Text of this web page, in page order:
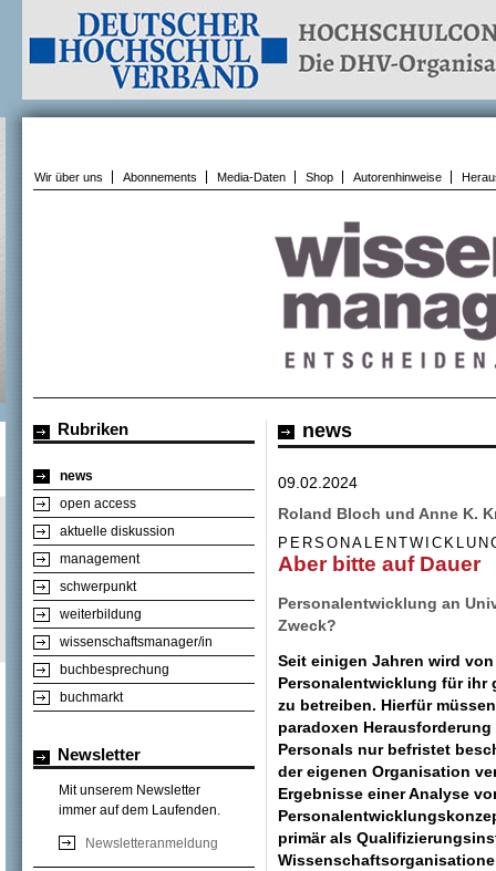
Wir über uns Abonnements Media-Daten Shop Autorenhinweise
Rubriken
news
open access
aktuelle diskussion
management
schwerpunkt
weiterbildung
wissenschaftsmanager/in
buchbesprechung
buchmarkt
Newsletter
Mit unserem Newsletter
immer auf dem Laufenden.
Newsletteranmeldung
news
09.02.2024
Roland Bloch und Anne K.
Aber bitte auf Dauer
Personalentwicklung an
Zweck?
Seit einigen Jahren wird
Personalentwicklung für ihr
zu betreiben. Hierfür
paradoxen
Personals nur befristet
der eigenen Organisation
Ergebnisse einer Analyse
primär als